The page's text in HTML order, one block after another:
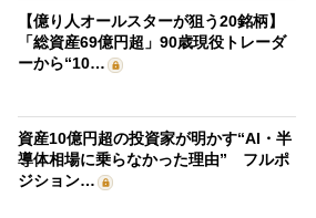
【億り人オールスターが狙う20銘柄】
「総資産69億円超」90歳現役トレーダ
ーから“10…
資産10億円超の投資家が明かす“AI・半
導体相場に乗らなかった理由” フルポ
ジション…